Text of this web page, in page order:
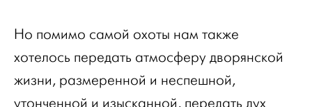
Но помимо самой охоты нам также
хотелось передать атмосферу дворянской
жизни, размеренной и неспешной,
утонченной и изысканной, передать дух